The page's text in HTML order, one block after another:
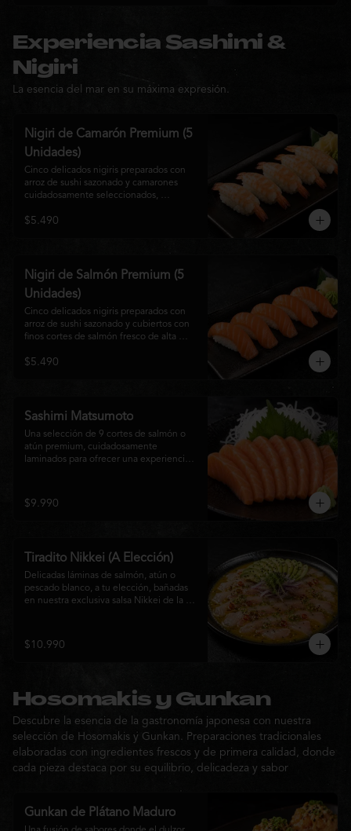
Experiencia Sashimi &
Nigiri
La esencia del mar en su máxima expresión.
Nigiri de Camarón Premium (5
Unidades)
Cinco delicados nigiris preparados con
arroz de sushi sazonado y camarones
cuidadosamente seleccionados,
Su textura suave, frescura y sabor natural
$5.490
Nigiri de Salmón Premium (5
Unidades)
Cinco delicados nigiris preparados con
arroz de sushi sazonado y cubiertos con
finos cortes de salmón fresco de alta
gastronomía japonesa que destaca por su
$5.490
Sashimi Matsumoto
Una selección de 9 cortes de salmón o
atún premium, cuidadosamente
laminados para ofrecer una experiencia
$9.990
Tiradito Nikkei (A Elección)
Delicadas láminas de salmón, atún o
pescado blanco, a tu elección, bañadas
en nuestra exclusiva salsa Nikkei de la
palta, cebolla morada, ají fresco, brotes y
sésamo, ofreciendo una experiencia
$10.990
Hosomakis y Gunkan
Descubre la esencia de la gastronomía japonesa con nuestra
selección de Hosomakis y Gunkan. Preparaciones tradicionales
elaboradas con ingredientes frescos y de primera calidad, donde
cada pieza destaca por su equilibrio, delicadeza y sabor
Gunkan de Plátano Maduro